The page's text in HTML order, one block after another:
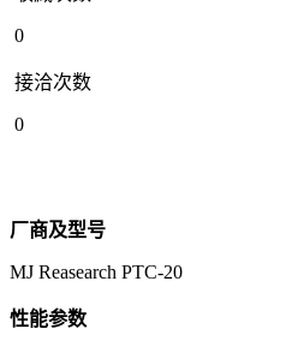
0
接洽次数
0
厂商及型号
MJ Reasearch PTC-20
性能参数